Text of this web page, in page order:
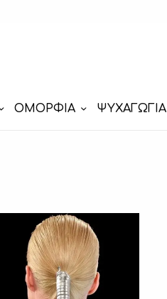
ΟΜΟΡΦΙΑ ΨΥΧΑΓΩΓΙΑ